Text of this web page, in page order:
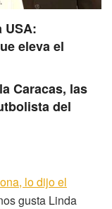
USA:
eleva el
Caracas, las
del
lo dijo el
gusta Linda